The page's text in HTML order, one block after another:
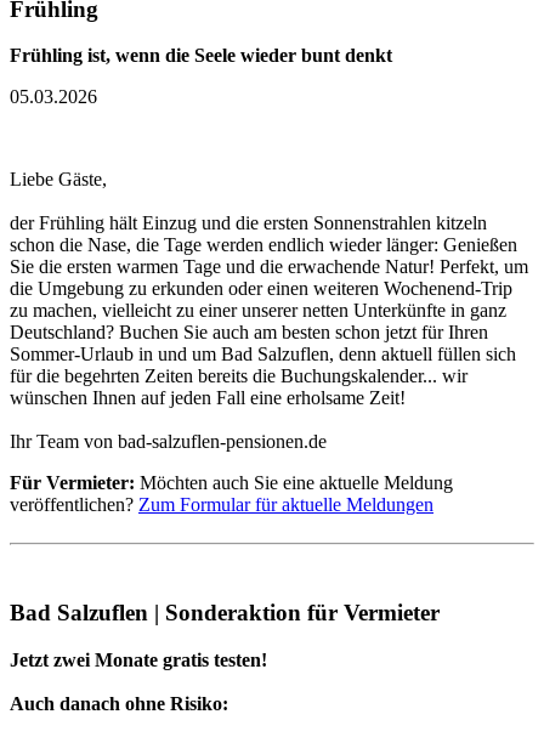
Frühling
Frühling ist, wenn die Seele wieder bunt denkt
05.03.2026
Liebe Gäste,
der Frühling hält Einzug und die ersten Sonnenstrahlen kitzeln
schon die Nase, die Tage werden endlich wieder länger: Genießen
Sie die ersten warmen Tage und die erwachende Natur! Perfekt, um
die Umgebung zu erkunden oder einen weiteren Wochenend-Trip
zu machen, vielleicht zu einer unserer netten Unterkünfte in ganz
Deutschland? Buchen Sie auch am besten schon jetzt für Ihren
Sommer-Urlaub in und um Bad Salzuflen, denn aktuell füllen sich
für die begehrten Zeiten bereits die Buchungskalender... wir
wünschen Ihnen auf jeden Fall eine erholsame Zeit!
Ihr Team von bad-salzuflen-pensionen.de
Für Vermieter: Möchten auch Sie eine aktuelle Meldung
veröffentlichen? Zum Formular für aktuelle Meldungen
Bad Salzuflen | Sonderaktion für Vermieter
Jetzt zwei Monate gratis testen!
Auch danach ohne Risiko: